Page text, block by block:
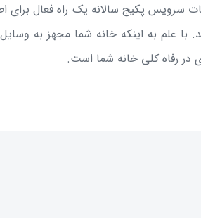
سرویس پکیج سالانه یک راه فعال
با علم به اینکه خانه شما مجهز به
در رفاه کلی خانه شما است.